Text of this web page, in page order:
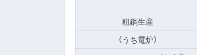
粗鋼生産
（うち電炉）